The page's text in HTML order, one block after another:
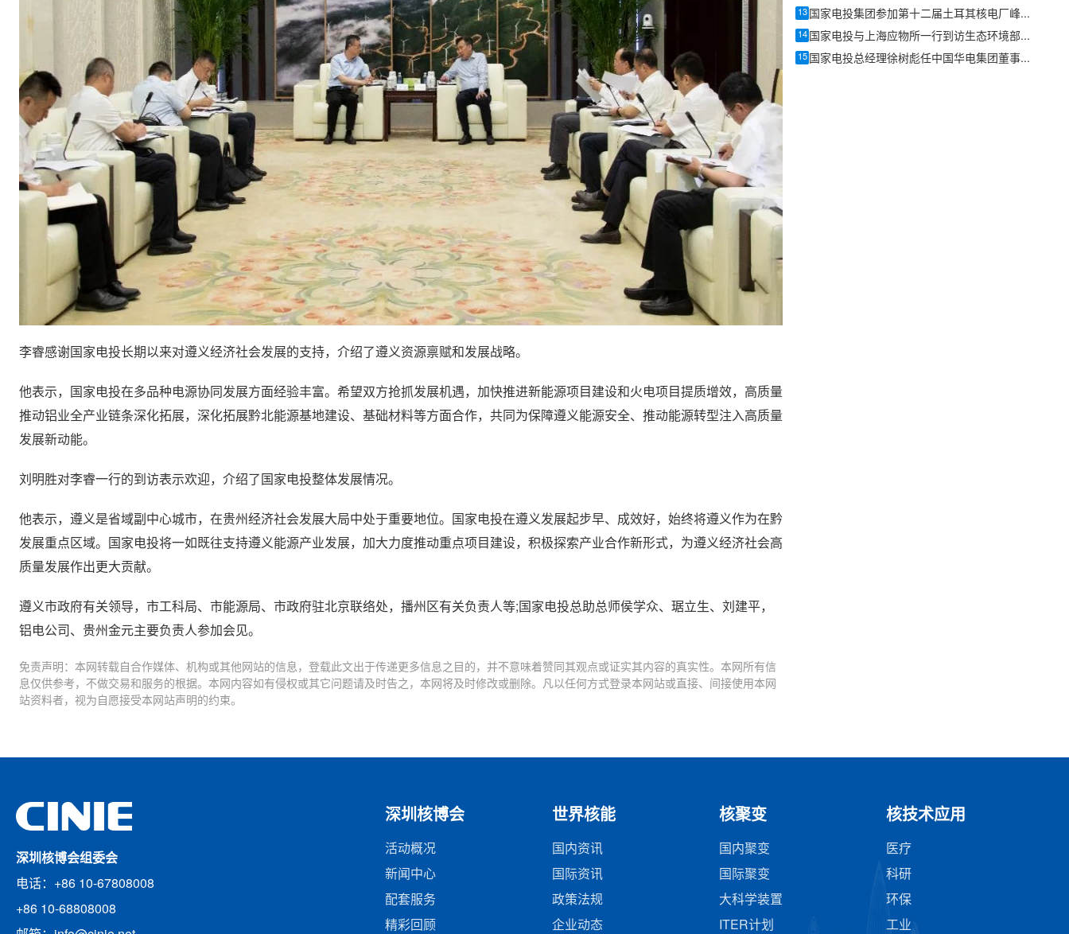
李睿感谢国家电投长期以来对遵义经济社会发展的支持，介绍了遵义资源禀赋和发展战略。
他表示，国家电投在多品种电源协同发展方面经验丰富。希望双方抢抓发展机遇，加快推进新能源项目建设和火电项目提质增效，高质量
推动铝业全产业链条深化拓展，深化拓展黔北能源基地建设、基础材料等方面合作，共同为保障遵义能源安全、推动能源转型注入高质量
发展新动能。
刘明胜对李睿一行的到访表示欢迎，介绍了国家电投整体发展情况。
他表示，遵义是省域副中心城市，在贵州经济社会发展大局中处于重要地位。国家电投在遵义发展起步早、成效好，始终将遵义作为在黔
发展重点区域。国家电投将一如既往支持遵义能源产业发展，加大力度推动重点项目建设，积极探索产业合作新形式，为遵义经济社会高
质量发展作出更大贡献。
遵义市政府有关领导，市工科局、市能源局、市政府驻北京联络处，播州区有关负责人等;国家电投总助总师侯学众、琚立生、刘建平，
铝电公司、贵州金元主要负责人参加会见。
免责声明：本网转载自合作媒体、机构或其他网站的信息，登载此文出于传递更多信息之目的，并不意味着赞同其观点或证实其内容的真实性。本网所有信
息仅供参考，不做交易和服务的根据。本网内容如有侵权或其它问题请及时告之，本网将及时修改或删除。凡以任何方式登录本网站或直接、间接使用本网
站资料者，视为自愿接受本网站声明的约束。
13 国家电投集团参加第十二届土耳其核电厂峰会暨核电展
14 国家电投与上海应物所一行到访生态环境部核与辐射安全中心开展工作交流
15 国家电投总经理徐树彪任中国华电集团董事、总经理、党组副书记
深圳核博会组委会
电话：+86 10-67808008
+86 10-68808008
深圳核博会
活动概况
新闻中心
配套服务
精彩回顾
世界核能
国内资讯
国际资讯
政策法规
企业动态
核聚变
国内聚变
国际聚变
大科学装置
ITER计划
核技术应用
医疗
科研
环保
工业